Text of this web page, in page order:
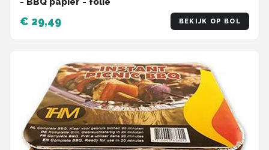
€ 29,49 BEKIJK OP BOL